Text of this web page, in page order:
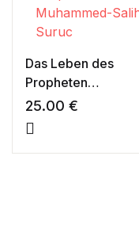
Das Leben des
Propheten
Muhammed-Salih
Suruc
25.00 €